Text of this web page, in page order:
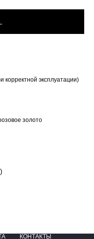
корректной эксплуатации)
золото
КОНТАКТЫ